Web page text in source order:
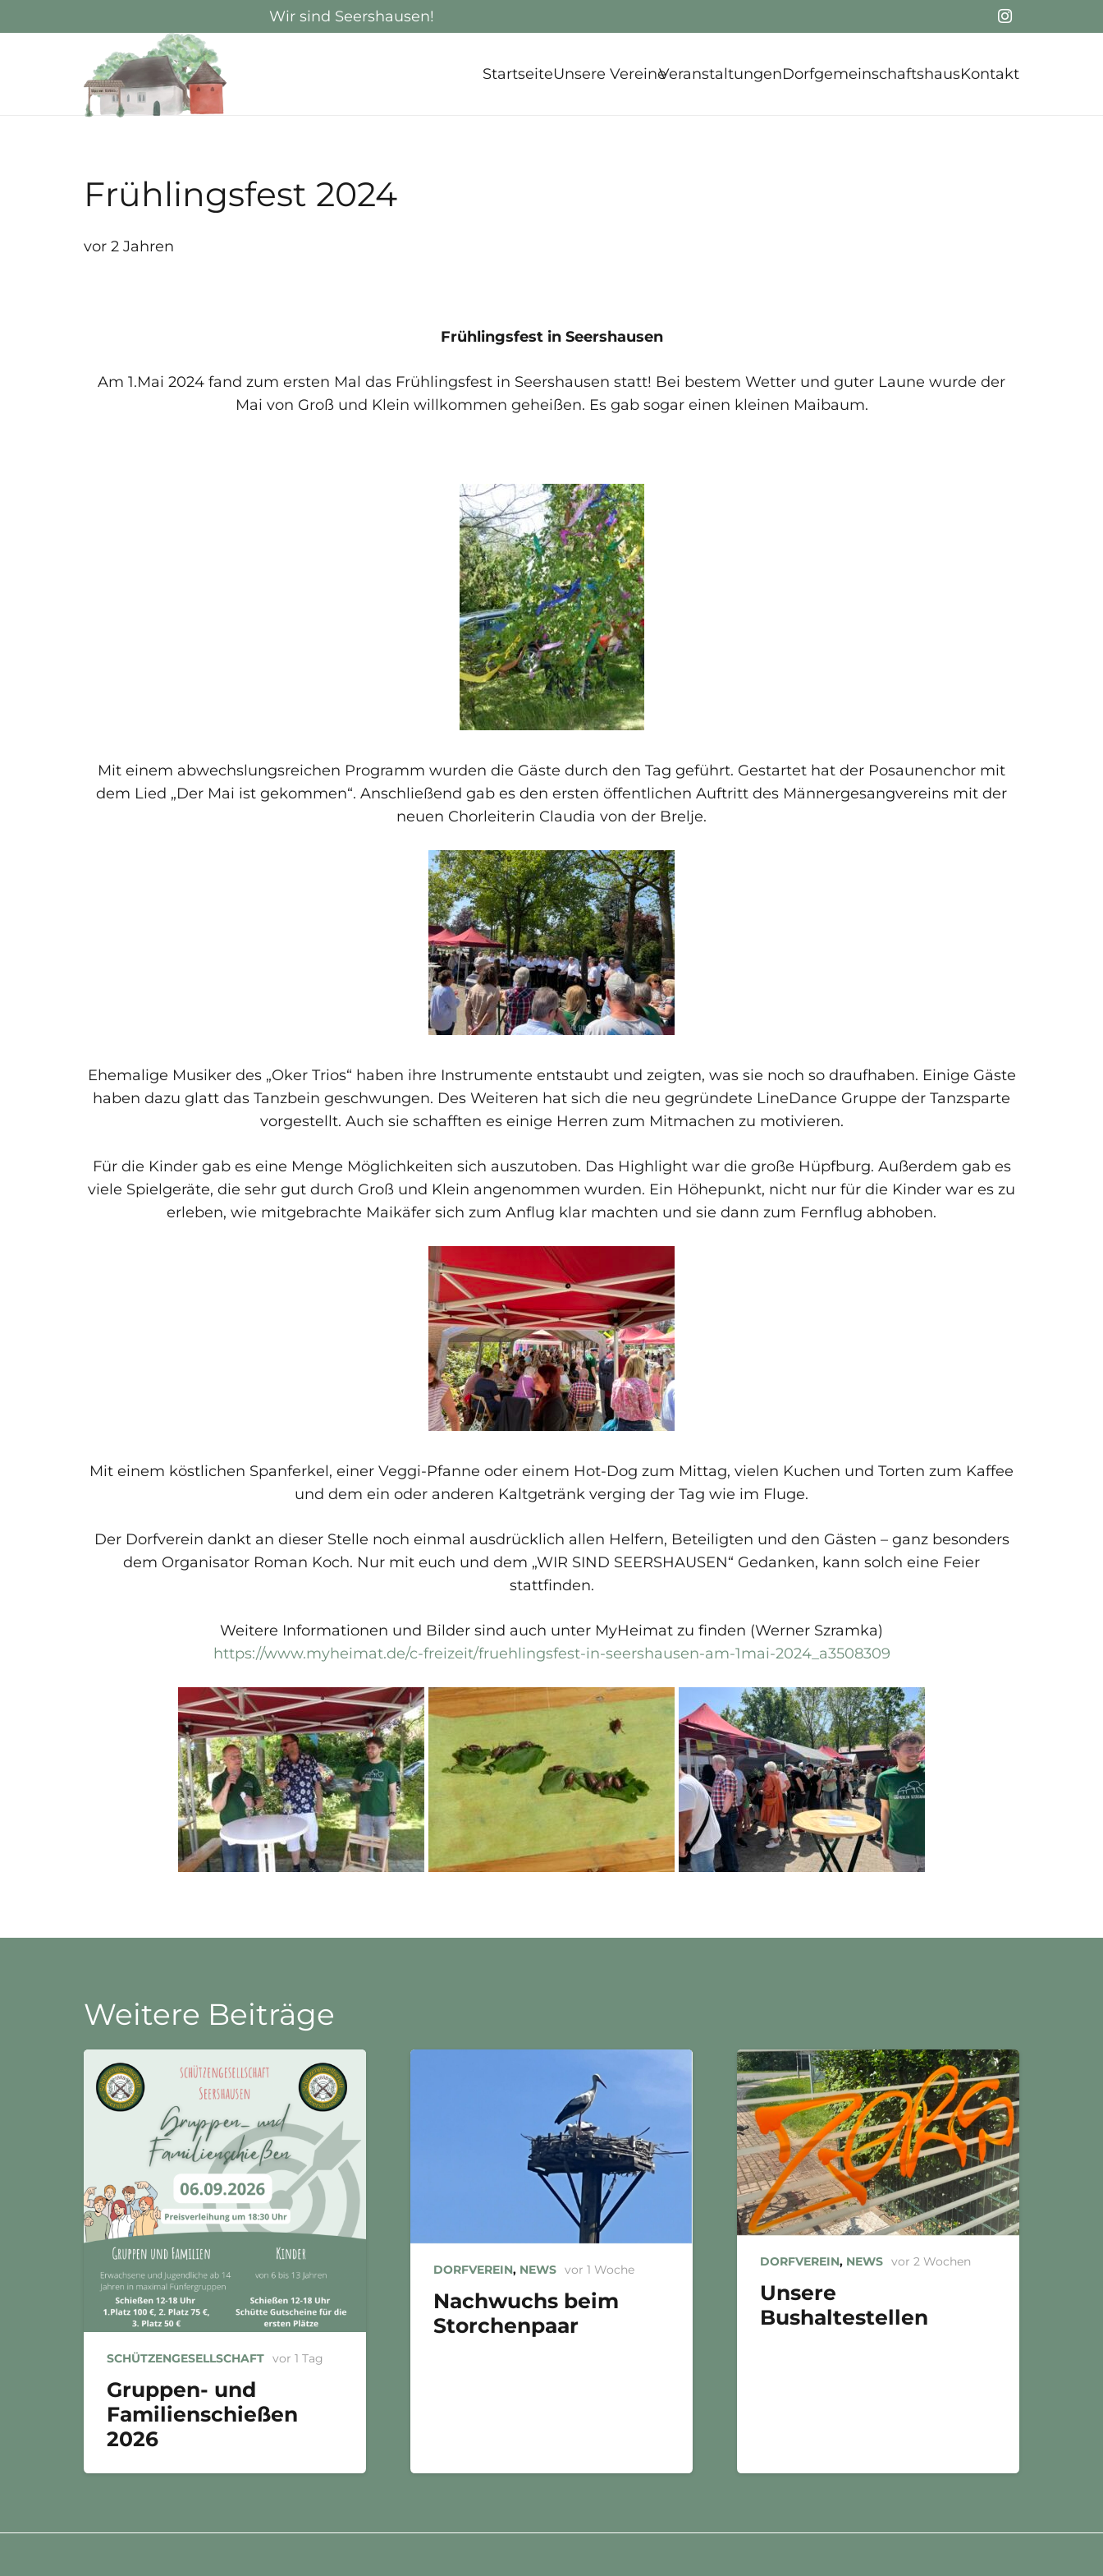
Wir sind Seershausen!
StartseiteUnsere VereineVeranstaltungenDorfgemeinschaftshausKontakt
Frühlingsfest 2024
vor 2 Jahren
Frühlingsfest in Seershausen
Am 1.Mai 2024 fand zum ersten Mal das Frühlingsfest in Seershausen statt! Bei bestem Wetter und guter Laune wurde der
Mai von Groß und Klein willkommen geheißen. Es gab sogar einen kleinen Maibaum.
Mit einem abwechslungsreichen Programm wurden die Gäste durch den Tag geführt. Gestartet hat der Posaunenchor mit
dem Lied „Der Mai ist gekommen“. Anschließend gab es den ersten öffentlichen Auftritt des Männergesangvereins mit der
neuen Chorleiterin Claudia von der Brelje.
Ehemalige Musiker des „Oker Trios“ haben ihre Instrumente entstaubt und zeigten, was sie noch so draufhaben. Einige Gäste
haben dazu glatt das Tanzbein geschwungen. Des Weiteren hat sich die neu gegründete LineDance Gruppe der Tanzsparte
vorgestellt. Auch sie schafften es einige Herren zum Mitmachen zu motivieren.
Für die Kinder gab es eine Menge Möglichkeiten sich auszutoben. Das Highlight war die große Hüpfburg. Außerdem gab es
viele Spielgeräte, die sehr gut durch Groß und Klein angenommen wurden. Ein Höhepunkt, nicht nur für die Kinder war es zu
erleben, wie mitgebrachte Maikäfer sich zum Anflug klar machten und sie dann zum Fernflug abhoben.
Mit einem köstlichen Spanferkel, einer Veggi-Pfanne oder einem Hot-Dog zum Mittag, vielen Kuchen und Torten zum Kaffee
und dem ein oder anderen Kaltgetränk verging der Tag wie im Fluge.
Der Dorfverein dankt an dieser Stelle noch einmal ausdrücklich allen Helfern, Beteiligten und den Gästen – ganz besonders
dem Organisator Roman Koch. Nur mit euch und dem „WIR SIND SEERSHAUSEN“ Gedanken, kann solch eine Feier
stattfinden.
Weitere Informationen und Bilder sind auch unter MyHeimat zu finden (Werner Szramka)
https://www.myheimat.de/c-freizeit/fruehlingsfest-in-seershausen-am-1mai-2024_a3508309
Weitere Beiträge
SCHÜTZENGESELLSCHAFT vor 1 Tag
Gruppen- und
Familienschießen
2026
DORFVEREIN, NEWS vor 1 Woche
Nachwuchs beim
Storchenpaar
DORFVEREIN, NEWS vor 2 Wochen
Unsere
Bushaltestellen